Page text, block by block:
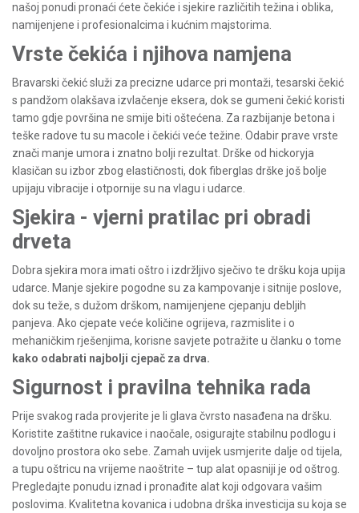
našoj ponudi pronaći ćete čekiće i sjekire različitih težina i oblika,
namijenjene i profesionalcima i kućnim majstorima.
Vrste čekića i njihova namjena
Bravarski čekić služi za precizne udarce pri montaži, tesarski čekić
s pandžom olakšava izvlačenje eksera, dok se gumeni čekić koristi
tamo gdje površina ne smije biti oštećena. Za razbijanje betona i
teške radove tu su macole i čekići veće težine. Odabir prave vrste
znači manje umora i znatno bolji rezultat. Drške od hickoryja
klasičan su izbor zbog elastičnosti, dok fiberglas drške još bolje
upijaju vibracije i otpornije su na vlagu i udarce.
Sjekira - vjerni pratilac pri obradi
drveta
Dobra sjekira mora imati oštro i izdržljivo sječivo te dršku koja upija
udarce. Manje sjekire pogodne su za kampovanje i sitnije poslove,
dok su teže, s dužom drškom, namijenjene cjepanju debljih
panjeva. Ako cjepate veće količine ogrijeva, razmislite i o
mehaničkim rješenjima, korisne savjete potražite u članku o tome
kako odabrati najbolji cjepač za drva.
Sigurnost i pravilna tehnika rada
Prije svakog rada provjerite je li glava čvrsto nasađena na dršku.
Koristite zaštitne rukavice i naočale, osigurajte stabilnu podlogu i
dovoljno prostora oko sebe. Zamah uvijek usmjerite dalje od tijela,
a tupu oštricu na vrijeme naoštrite – tup alat opasniji je od oštrog.
Pregledajte ponudu iznad i pronađite alat koji odgovara vašim
poslovima. Kvalitetna kovanica i udobna drška investicija su koja se